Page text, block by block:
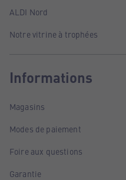
ALDI Nord
Notre vitrine à trophées
Informations
Magasins
Modes de paiement
Foire aux questions
Garantie